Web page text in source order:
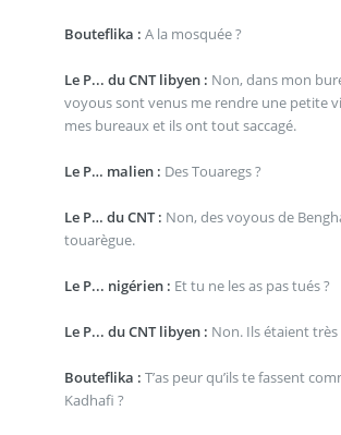
Bouteflika : A la mosquée ?
Le P... du CNT libyen : Non, dans mon
voyous sont venus me rendre une petite
mes bureaux et ils ont tout saccagé.
Le P… malien : Des Touaregs ?
Le P… du CNT : Non, des voyous de
touarègue.
Le P... nigérien : Et tu ne les as pas tués ?
Le P... du CNT libyen : Non. Ils étaient
Bouteflika : T’as peur qu’ils te fassent
Kadhafi ?